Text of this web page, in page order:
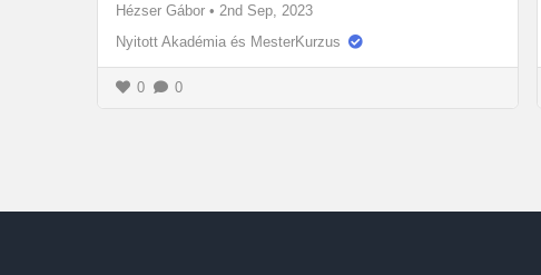
Hézser Gábor • 2nd Sep, 2023
Nyitott Akadémia és MesterKurzus
0 0